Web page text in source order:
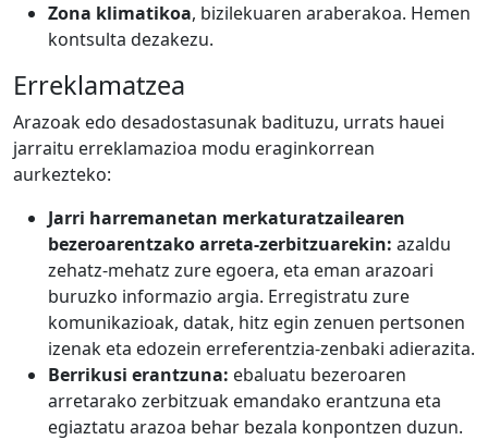
Zona klimatikoa, bizilekuaren araberakoa. Hemen
kontsulta dezakezu.
Erreklamatzea
Arazoak edo desadostasunak badituzu, urrats hauei
jarraitu erreklamazioa modu eraginkorrean
aurkezteko:
Jarri harremanetan merkaturatzailearen
bezeroarentzako arreta-zerbitzuarekin: azaldu
zehatz-mehatz zure egoera, eta eman arazoari
buruzko informazio argia. Erregistratu zure
komunikazioak, datak, hitz egin zenuen pertsonen
izenak eta edozein erreferentzia-zenbaki adierazita.
Berrikusi erantzuna: ebaluatu bezeroaren
arretarako zerbitzuak emandako erantzuna eta
egiaztatu arazoa behar bezala konpontzen duzun.